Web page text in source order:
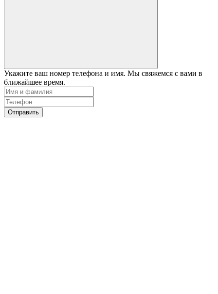
Укажите ваш номер телефона и имя. Мы свяжемся с вами в
ближайшее время.
Отправить